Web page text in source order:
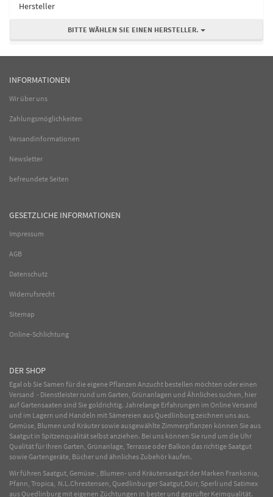
Hersteller
BITTE WÄHLEN SIE EINEN HERSTELLER.
INFORMATIONEN
Wir über uns
Zahlungsmöglichkeiten
Versandinformationen
Newsletter
befreundete Seiten
GESETZLICHE INFORMATIONEN
Impressum
AGB
Datenschutz
Widerrufsrecht
Sitemap
Online-Schlichtung
DER SHOP
Egal ob Sie Samen für die eigene Pflanzen Anzucht bestellen möchten oder einen
Versand - Dienstleister rund um Garten, Grünanlagen und Ähnliches suchen, hier
auf Gartensaaten sind Sie goldrichtig. Jahrelange Erfahrungen im OnlineVersand
und im Lagern und Handeln mit Sämereien aus Quedlinburg zeichnen uns aus.
Gemüse, Blumen und Kräuter sowie ausgewählteZimmerpflanzen können Sie aus
Saatgut in Spitzenqualität selbst anziehen. Bei uns können Sie rund um die Uhr
Qualität für Ihren Garten, Grünanlage, Terrasse oder Balkon das richtige Saatgut
sowie Gartengeräte, Bücher und ähnliches Zubehör kaufen.
Wir führen Saatgut, Gemüse-, Blumen- und Kräutersaatgut der Marken Frankonia,
Pfann, Tropica, N.L.Chrestensen, Quedlinburger Saatgut,Dürr, Sperli und Satimex
aus Quedlinburg mit eigenen Züchtungen in bester und geprüfter Keimqualität.